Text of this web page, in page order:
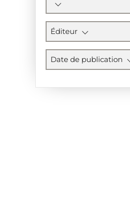
Éditeur
Date de publication